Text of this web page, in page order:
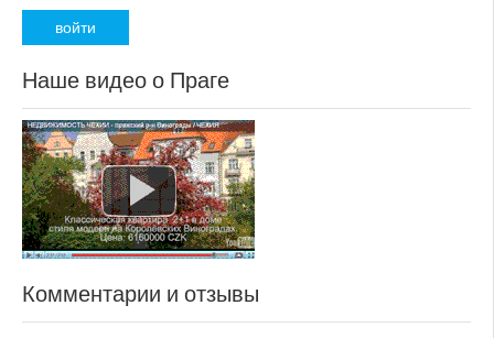
Наше видео о Праге
Комментарии и отзывы